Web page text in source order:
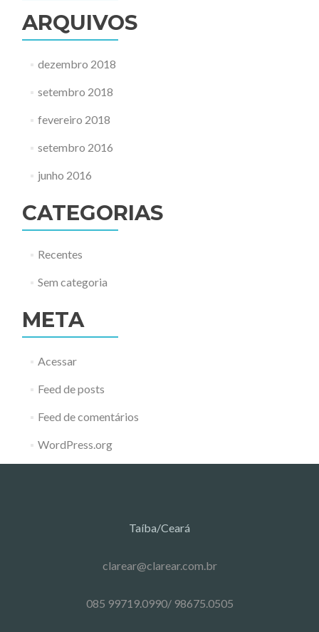
ARQUIVOS
dezembro 2018
setembro 2018
fevereiro 2018
setembro 2016
junho 2016
CATEGORIAS
Recentes
Sem categoria
META
Acessar
Feed de posts
Feed de comentários
WordPress.org
Taíba/Ceará
clarear@clarear.com.br
085 99719.0990/ 98675.0505